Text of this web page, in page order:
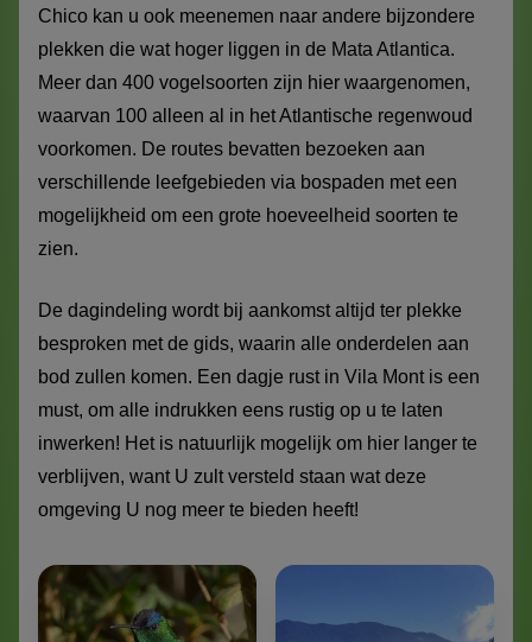
Chico kan u ook meenemen naar andere bijzondere
plekken die wat hoger liggen in de Mata Atlantica.
Meer dan 400 vogelsoorten zijn hier waargenomen,
waarvan 100 alleen al in het Atlantische regenwoud
voorkomen. De routes bevatten bezoeken aan
verschillende leefgebieden via bospaden met een
mogelijkheid om een grote hoeveelheid soorten te
zien.
De dagindeling wordt bij aankomst altijd ter plekke
besproken met de gids, waarin alle onderdelen aan
bod zullen komen. Een dagje rust in Vila Mont is een
must, om alle indrukken eens rustig op u te laten
inwerken! Het is natuurlijk mogelijk om hier langer te
verblijven, want U zult versteld staan wat deze
omgeving U nog meer te bieden heeft!